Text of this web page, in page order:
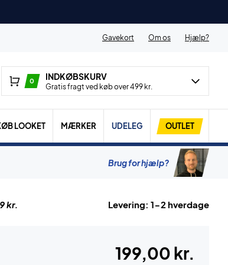
Gavekort Om os Hjælp?
0 INDKØBSKURV
Gratis fragt ved køb over 499 kr.
LOOKET MÆRKER UDELEG OUTLET
Brug for hjælp?
kr. Levering: 1-2 hverdage
199,00 kr.